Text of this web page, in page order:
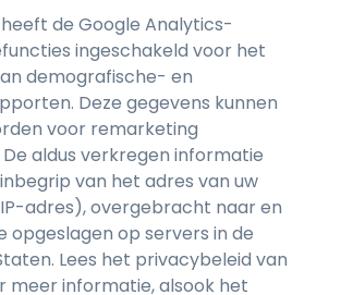
de Google Analytics-
ingeschakeld voor het
demografische- en
Deze gegevens kunnen
voor remarketing
aldus verkregen informatie
van het adres van uw
adres), overgebracht naar en
opgeslagen op servers in de
Lees het privacybeleid van
meer informatie, alsook het